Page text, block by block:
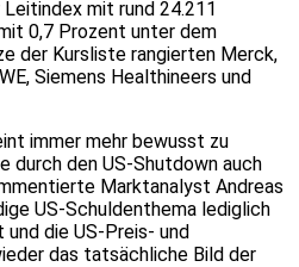
mit rund 24.211
0,7 Prozent unter dem
der Kursliste rangierten Merck,
Siemens Healthineers und
immer mehr bewusst zu
durch den US-Shutdown auch
Marktanalyst Andreas
US-Schuldenthema lediglich
die US-Preis- und
das tatsächliche Bild der